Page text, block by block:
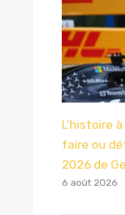
L’histoire
faire ou
2026 de
6 août 2026